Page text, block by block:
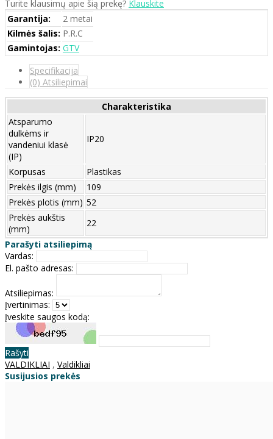
Turite klausimų apie šią prekę? Klauskite
Garantija:
2 metai
Kilmės šalis: P.R.C
Gamintojas: GTV
Specifikacija
(0) Atsiliepimai
Charakteristika
Atsparumo
dulkėms ir
vandeniui klasė
(IP)
IP20
Korpusas
Plastikas
Prekės ilgis (mm)
109
Prekės plotis (mm) 52
Prekės aukštis
(mm)
22
Parašyti atsiliepimą
Vardas:
El. pašto adresas:
Atsiliepimas:
Įvertinimas:
Įveskite saugos kodą:
Rašyti
VALDIKLIAI , Valdikliai
Susijusios prekės